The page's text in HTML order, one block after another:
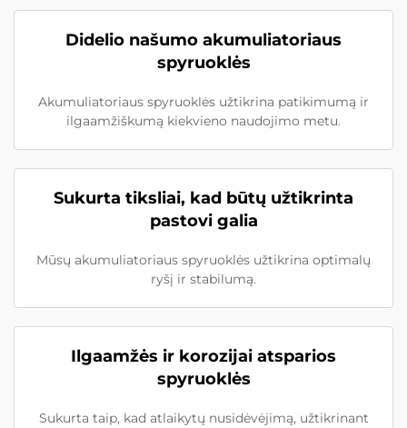
Didelio našumo akumuliatoriaus
spyruoklės
Akumuliatoriaus spyruoklės užtikrina patikimumą ir
ilgaamžiškumą kiekvieno naudojimo metu.
Sukurta tiksliai, kad būtų užtikrinta
pastovi galia
Mūsų akumuliatoriaus spyruoklės užtikrina optimalų
ryšį ir stabilumą.
Ilgaamžės ir korozijai atsparios
spyruoklės
Sukurta taip, kad atlaikytų nusidėvėjimą, užtikrinant